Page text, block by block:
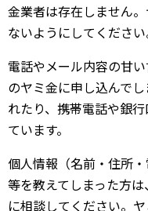
金業者は存在しません
ないようにしてください
電話やメール内容の甘
のヤミ金に申し込んで
れたり、携帯電話や銀
ています。
個人情報（名前・住所
等を教えてしまった方
に相談してください。